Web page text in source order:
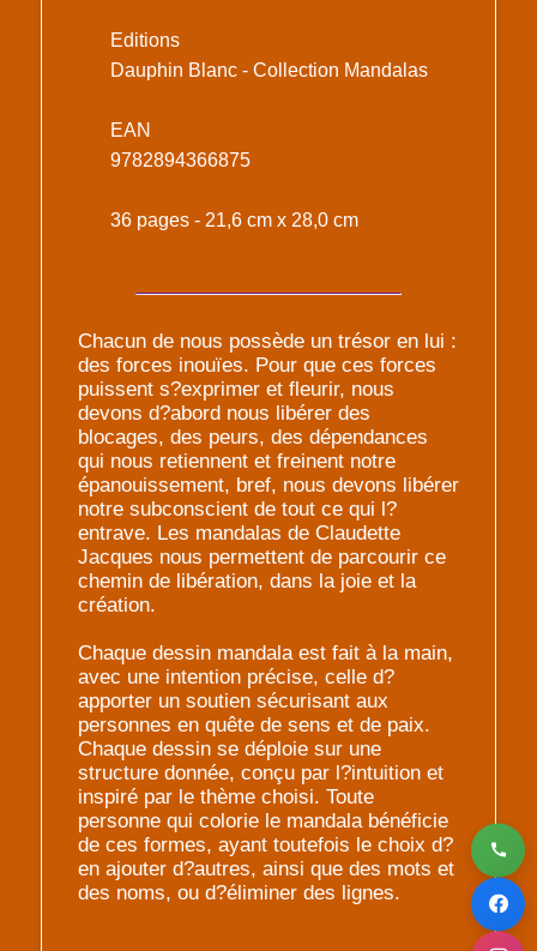
Editions
Dauphin Blanc - Collection Mandalas
EAN
9782894366875
36 pages - 21,6 cm x 28,0 cm
Chacun de nous possède un trésor en lui :
des forces inouïes. Pour que ces forces
puissent s?exprimer et fleurir, nous
devons d?abord nous libérer des
blocages, des peurs, des dépendances
qui nous retiennent et freinent notre
épanouissement, bref, nous devons libérer
notre subconscient de tout ce qui l?
entrave. Les mandalas de Claudette
Jacques nous permettent de parcourir ce
chemin de libération, dans la joie et la
création.
Chaque dessin mandala est fait à la main,
avec une intention précise, celle d?
apporter un soutien sécurisant aux
personnes en quête de sens et de paix.
Chaque dessin se déploie sur une
structure donnée, conçu par l?intuition et
inspiré par le thème choisi. Toute
personne qui colorie le mandala bénéficie
de ces formes, ayant toutefois le choix d?
en ajouter d?autres, ainsi que des mots et
des noms, ou d?éliminer des lignes.